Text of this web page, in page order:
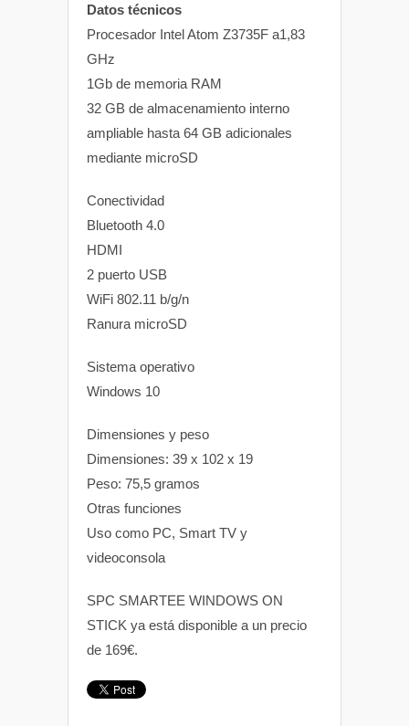
Datos técnicos
Procesador Intel Atom Z3735F a1,83
GHz
1Gb de memoria RAM
32 GB de almacenamiento interno
ampliable hasta 64 GB adicionales
mediante microSD
Conectividad
Bluetooth 4.0
HDMI
2 puerto USB
WiFi 802.11 b/g/n
Ranura microSD
Sistema operativo
Windows 10
Dimensiones y peso
Dimensiones: 39 x 102 x 19
Peso: 75,5 gramos
Otras funciones
Uso como PC, Smart TV y
videoconsola
SPC SMARTEE WINDOWS ON
STICK ya está disponible a un precio
de 169€.